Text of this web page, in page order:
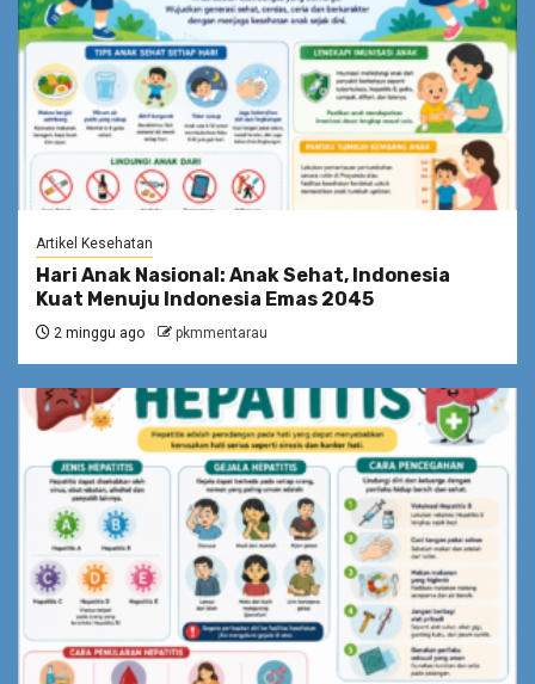
Artikel Kesehatan
Hari Anak Nasional: Anak Sehat, Indonesia
Kuat Menuju Indonesia Emas 2045
2 minggu ago pkmmentarau